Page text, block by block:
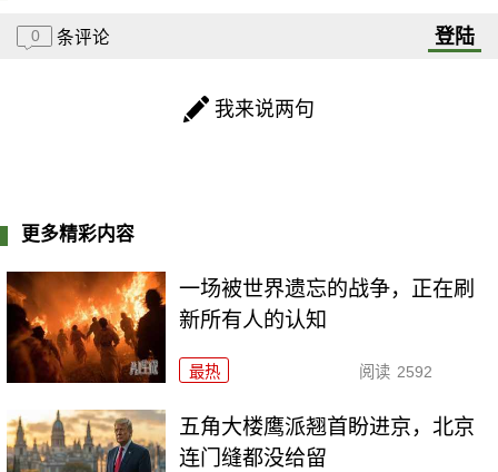
0 条评论 登陆
我来说两句
更多精彩内容
一场被世界遗忘的战争，正在刷
新所有人的认知
最热 阅读 2592
五角大楼鹰派翘首盼进京，北京
连门缝都没给留